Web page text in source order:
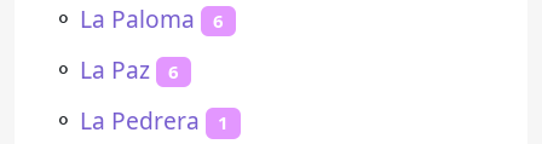
⚬ La Paloma 6
⚬ La Paz 6
⚬ La Pedrera 1